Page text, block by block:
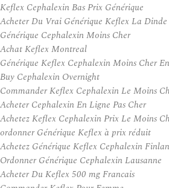
Keflex Cephalexin Bas Prix Générique
Acheter Du Vrai Générique Keflex La Dinde
Générique Cephalexin Moins Cher
Achat Keflex Montreal
Générique Keflex Cephalexin Moins Cher
Buy Cephalexin Overnight
Commander Keflex Cephalexin Le Moins
Acheter Cephalexin En Ligne Pas Cher
Achetez Keflex Cephalexin Prix Le Moins
ordonner Générique Keflex à prix réduit
Achetez Générique Keflex Cephalexin
Ordonner Générique Cephalexin Lausanne
Acheter Du Keflex 500 mg Francais